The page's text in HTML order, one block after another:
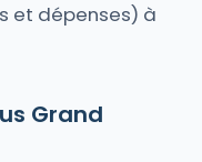
et dépenses) à
Grand